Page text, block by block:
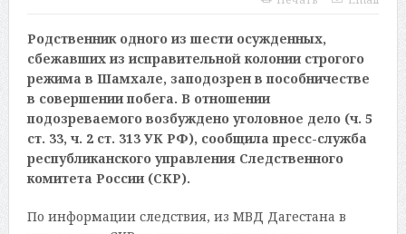
Родственник одного из шести осужденных,
сбежавших из исправительной колонии строгого
режима в Шамхале, заподозрен в пособничестве
в совершении побега. В отношении
подозреваемого возбуждено уголовное дело (ч. 5
ст. 33, ч. 2 ст. 313 УК РФ), сообщила пресс-служба
республиканского управления Следственного
комитета России (СКР).
По информации следствия, из МВД Дагестана в